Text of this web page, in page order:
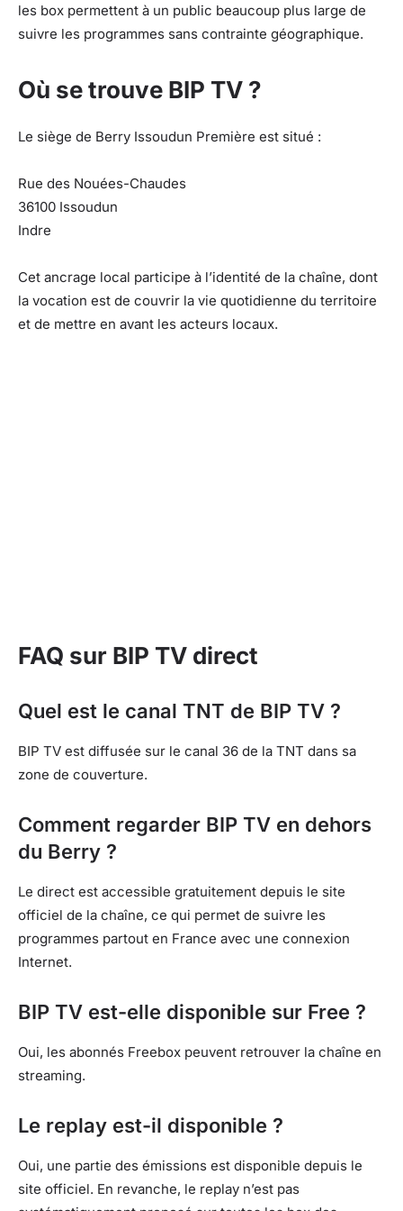
les box permettent à un public beaucoup plus large de
suivre les programmes sans contrainte géographique.
Où se trouve BIP TV ?
Le siège de Berry Issoudun Première est situé :
Rue des Nouées-Chaudes
36100 Issoudun
Indre
Cet ancrage local participe à l’identité de la chaîne, dont
la vocation est de couvrir la vie quotidienne du territoire
et de mettre en avant les acteurs locaux.
FAQ sur BIP TV direct
Quel est le canal TNT de BIP TV ?
BIP TV est diffusée sur le canal 36 de la TNT dans sa
zone de couverture.
Comment regarder BIP TV en dehors
du Berry ?
Le direct est accessible gratuitement depuis le site
officiel de la chaîne, ce qui permet de suivre les
programmes partout en France avec une connexion
Internet.
BIP TV est-elle disponible sur Free ?
Oui, les abonnés Freebox peuvent retrouver la chaîne en
streaming.
Le replay est-il disponible ?
Oui, une partie des émissions est disponible depuis le
site officiel. En revanche, le replay n’est pas